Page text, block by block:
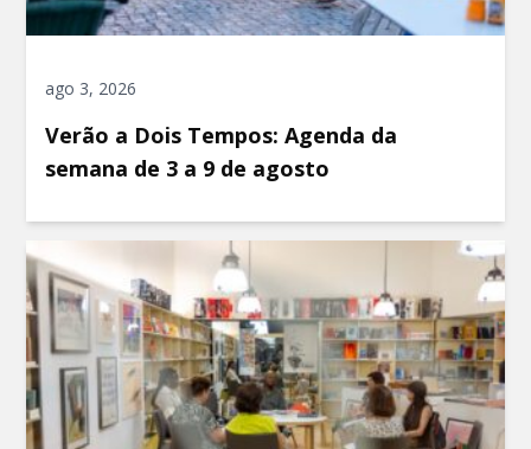
ago 3, 2026
Verão a Dois Tempos: Agenda da
semana de 3 a 9 de agosto